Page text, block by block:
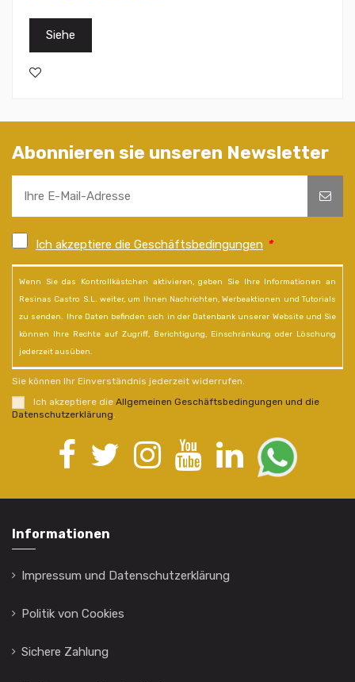
Siehe
Abonnieren sie unseren Newsletter
Ich akzeptiere die Geschäftsbedingungen *
Wenn Sie das Kontrollkästchen aktivieren, geben Sie Ihre Informationen an
Resinas Castro S.L. weiter, um Ihnen Nachrichten, Werbeaktionen und Tutorials
zu senden. Ihre Daten befinden sich in der Datenbank unserer Website und Sie
können Ihre Rechte auf Zugriff, Berichtigung, Einschränkung oder Löschung
jederzeit ausüben.
Sie können Ihr Einverständnis jederzeit widerrufen.
Ich akzeptiere die Allgemeinen Geschäftsbedingungen und die
Datenschutzerklärung.
Informationen
Impressum und Datenschutzerklärung
Politik von Cookies
Sichere Zahlung